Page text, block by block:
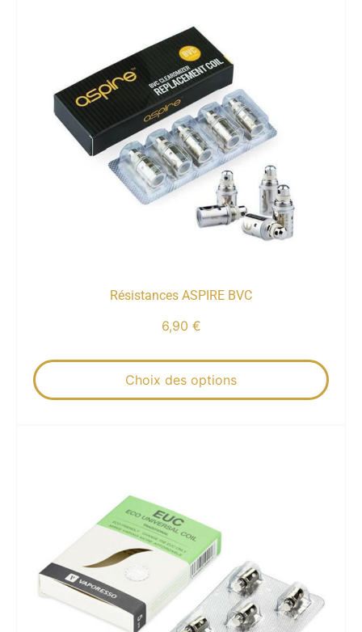
Résistances ASPIRE BVC
6,90 €
Choix des options